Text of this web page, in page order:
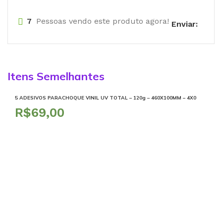
7 Pessoas vendo este produto agora! Enviar:
Itens Semelhantes
5 ADESIVOS PARACHOQUE VINIL UV TOTAL – 120g – 460X100MM – 4X0
R$